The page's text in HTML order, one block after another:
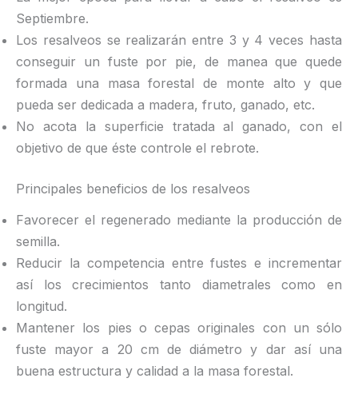
Septiembre.
Los resalveos se realizarán entre 3 y 4 veces hasta
conseguir un fuste por pie, de manea que quede
formada una masa forestal de monte alto y que
pueda ser dedicada a madera, fruto, ganado, etc.
No acota la superficie tratada al ganado, con el
objetivo de que éste controle el rebrote.
Principales beneficios de los resalveos
Favorecer el regenerado mediante la producción de
semilla.
Reducir la competencia entre fustes e incrementar
así los crecimientos tanto diametrales como en
longitud.
Mantener los pies o cepas originales con un sólo
fuste mayor a 20 cm de diámetro y dar así una
buena estructura y calidad a la masa forestal.